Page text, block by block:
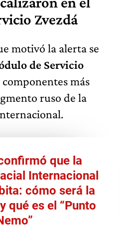
Zvezdá
motivó la alerta se
de Servicio
más
ruso de la
que la
Internacional
cómo será la
qué es el “Punto